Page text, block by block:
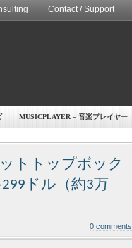
Contact / Support
MUSICPLAYER – 音楽プレイヤー
ットトップボック
ドル（約3万
0 comments